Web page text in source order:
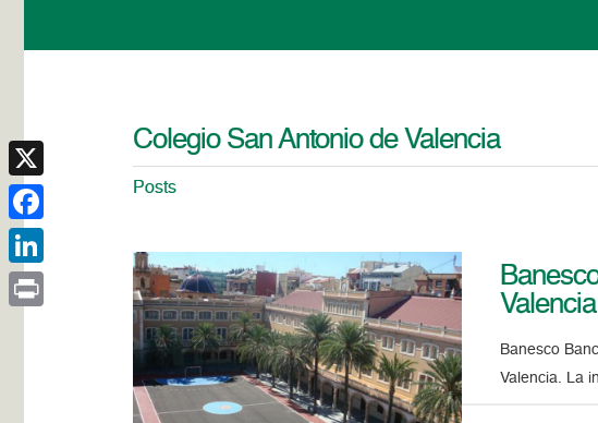
Colegio San Antonio de Valencia
Posts
Valencia
Banesco
Valencia. La
X
Facebook
LinkedIn